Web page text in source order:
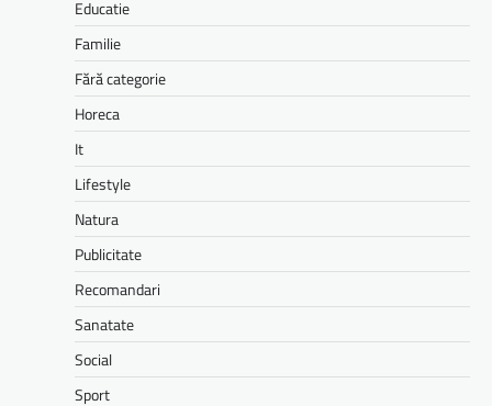
Educatie
Familie
Fără categorie
Horeca
It
Lifestyle
Natura
Publicitate
Recomandari
Sanatate
Social
Sport